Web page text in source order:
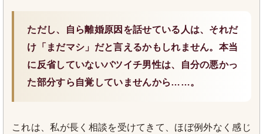
ただし、自ら離婚原因を話せている人は、それだ
け「まだマシ」だと言えるかもしれません。本当
に反省していないバツイチ男性は、自分の悪かっ
た部分すら自覚していませんから……。
これは、私が長く相談を受けてきて、ほぼ例外なく感じ